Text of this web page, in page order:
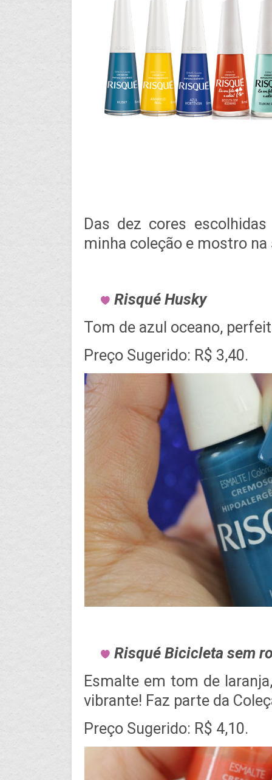
Das dez cores
minha coleção e mostro na
Risqué Husky
Tom de azul oceano,
Preço Sugerido: R$ 3,40.
Risqué Bicicleta sem
Esmalte em tom de
vibrante! Faz parte da
Preço Sugerido: R$ 4,10.